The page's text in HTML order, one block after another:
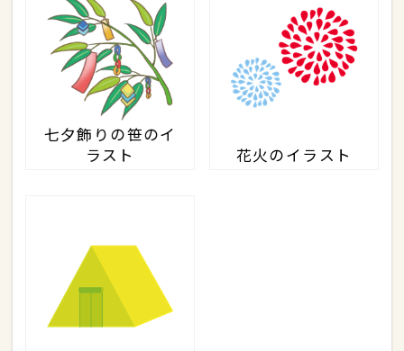
七夕飾りの笹のイ
ラスト
花火のイラスト